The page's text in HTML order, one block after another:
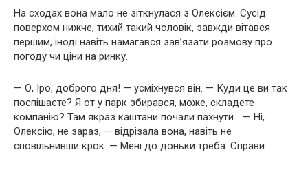
На сходах вона мало не зіткнулася з Олексієм. Сусід
поверхом нижче, тихий такий чоловік, завжди вітався
першим, іноді навіть намагався зав’язати розмову про
погоду чи ціни на ринку.
— О, Іро, доброго дня! — усміхнувся він. — Куди це ви так
поспішаєте? Я от у парк збирався, може, складете
компанію? Там якраз каштани почали пахнути… — Ні,
Олексію, не зараз, — відрізала вона, навіть не
сповільнивши крок. — Мені до доньки треба. Справи.